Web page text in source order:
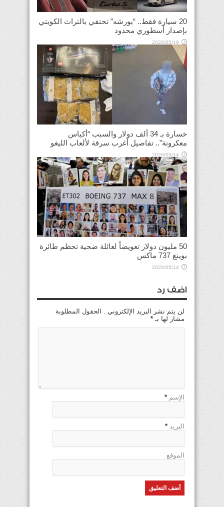
20 سيارة فقط.. “بورشه” تحتفي بالتراث الكويتي
بإصدار أسطوري محدود
2026/05/19
خسارة بـ 34 ألف دولار والسبب “أكياس
معكرونة”.. تفاصيل أغرب سرقة لألعاب الليغو
2026/05/14
50 مليون دولار تعويضاً لعائلة ضحية تحطم طائرة
بوينغ 737 ماكس
2026/05/14
اضف رد
لن يتم نشر البريد الإلكتروني . الحقول المطلوبة
مشار لها بـ *
الإسم *
البريد *
الموقع